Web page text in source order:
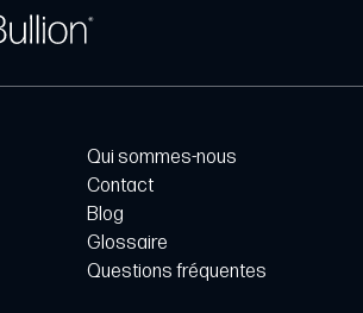
Qui sommes-nous
Contact
Blog
Glossaire
Questions fréquentes